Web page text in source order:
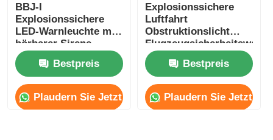
BBJ-I
Explosionssichere
LED-Warnleuchte mit
hörbarer Sirene
Bestpreis
Plaudern Sie Jetzt
Explosionssichere
Luftfahrt
Obstruktionslicht
Solar
Explosionssichere
Turmlicht
Bestpreis
Plaudern Sie Jetzt